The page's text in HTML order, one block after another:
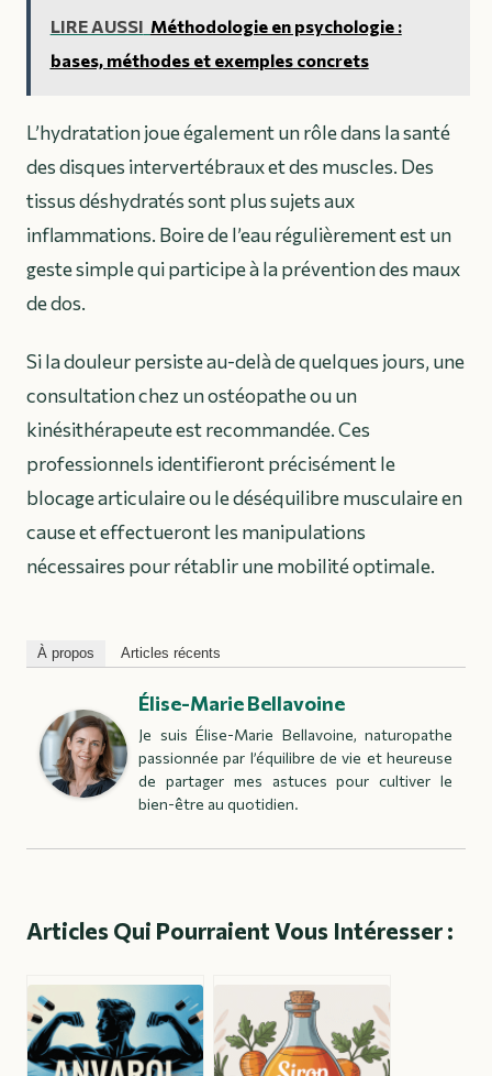
LIRE AUSSI Méthodologie en psychologie :
bases, méthodes et exemples concrets
L’hydratation joue également un rôle dans la santé
des disques intervertébraux et des muscles. Des
tissus déshydratés sont plus sujets aux
inflammations. Boire de l’eau régulièrement est un
geste simple qui participe à la prévention des maux
de dos.
Si la douleur persiste au-delà de quelques jours, une
consultation chez un ostéopathe ou un
kinésithérapeute est recommandée. Ces
professionnels identifieront précisément le
blocage articulaire ou le déséquilibre musculaire en
cause et effectueront les manipulations
nécessaires pour rétablir une mobilité optimale.
À propos Articles récents
Élise-Marie Bellavoine
Je suis Élise-Marie Bellavoine, naturopathe
passionnée par l’équilibre de vie et heureuse
de partager mes astuces pour cultiver le
bien-être au quotidien.
Articles Qui Pourraient Vous Intéresser :